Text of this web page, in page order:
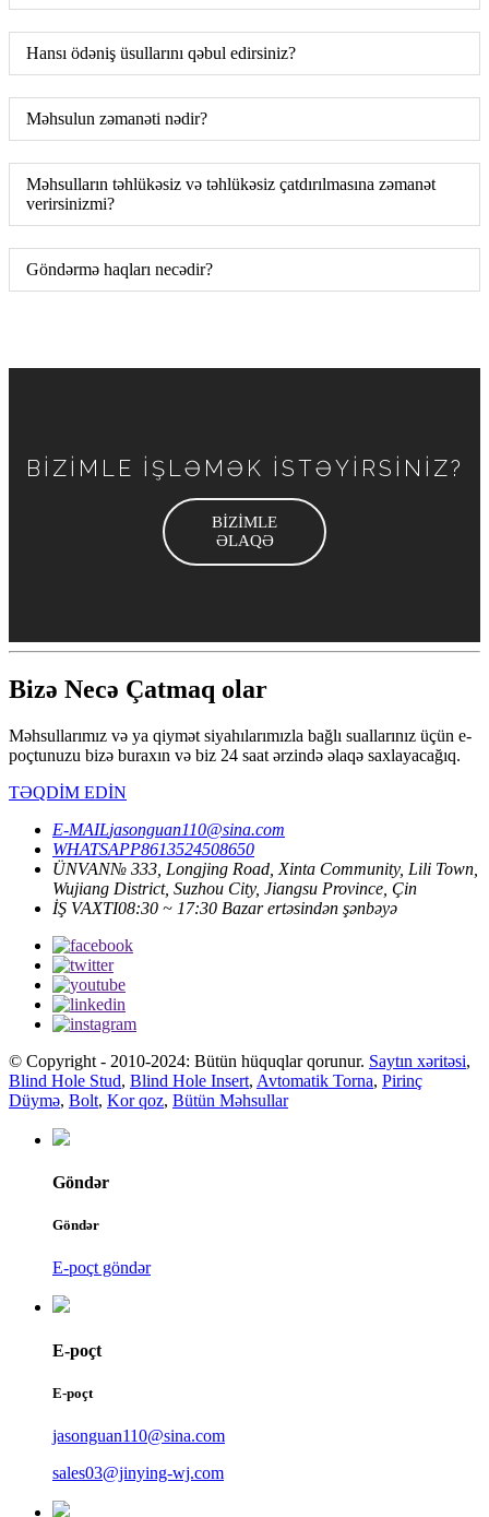
Hansı ödəniş üsullarını qəbul edirsiniz?
Məhsulun zəmanəti nədir?
Məhsulların təhlükəsiz və təhlükəsiz çatdırılmasına zəmanət
verirsinizmi?
Göndərmə haqları necədir?
BİZİMLE İŞLƏMƏK İSTƏYİRSİNİZ?
BİZİMLE
ƏLAQƏ
Bizə Necə Çatmaq olar
Məhsullarımız və ya qiymət siyahılarımızla bağlı suallarınız üçün e-
poçtunuzu bizə buraxın və biz 24 saat ərzində əlaqə saxlayacağıq.
TƏQDİM EDİN
E-MAILjasonguan110@sina.com
WHATSAPP8613524508650
ÜNVAN№ 333, Longjing Road, Xinta Community, Lili Town,
Wujiang District, Suzhou City, Jiangsu Province, Çin
İŞ VAXTI08:30 ~ 17:30 Bazar ertəsindən şənbəyə
© Copyright - 2010-2024: Bütün hüquqlar qorunur. Saytın xəritəsi,
Blind Hole Stud, Blind Hole Insert, Avtomatik Torna, Pirinç
Düymə, Bolt, Kor qoz, Bütün Məhsullar
Göndər
Göndər
E-poçt göndər
E-poçt
E-poçt
jasonguan110@sina.com
sales03@jinying-wj.com